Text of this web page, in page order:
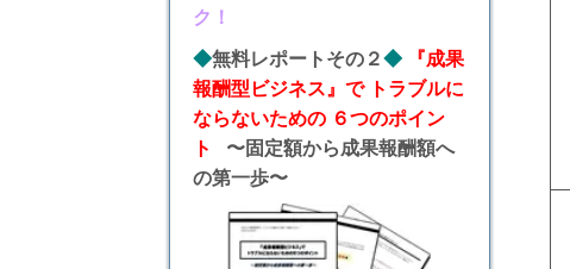
ク！
◆無料レポートその２◆
『成果
報酬型ビジネス』で トラブルに
ならないための ６つのポイン
ト
〜固定額から成果報酬額へ
の第一歩〜